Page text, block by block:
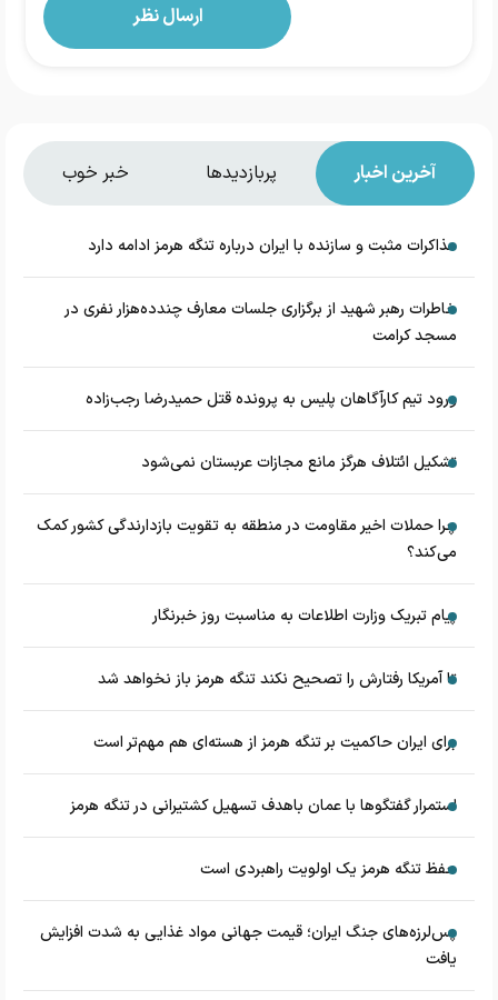
آخرین اخبار پربازدیدها خبر خوب
مذاکرات مثبت و سازنده با ایران درباره تنگه هرمز ادامه دارد
خاطرات رهبر شهید از برگزاری جلسات معارف چندده‌هزار نفری در
مسجد کرامت
ورود تیم کارآگاهان پلیس به پرونده قتل حمیدرضا رجب‌زاده
تشکیل ائتلاف هرگز مانع مجازات عربستان نمی‌شود
چرا حملات اخیر مقاومت در منطقه به تقویت بازدارندگی کشور کمک
می‌کند؟
پیام تبریک وزارت اطلاعات به مناسبت روز خبرنگار
تا آمریکا رفتارش را تصحیح نکند تنگه هرمز باز نخواهد شد
برای ایران حاکمیت بر تنگه هرمز از هسته‌ای هم مهم‌تر است
استمرار گفتگوها با عمان باهدف تسهیل کشتیرانی در تنگه هرمز
حفظ تنگه هرمز یک اولویت راهبردی است
پس‌لرزه‌های جنگ ایران؛ قیمت جهانی مواد غذایی به شدت افزایش
یافت